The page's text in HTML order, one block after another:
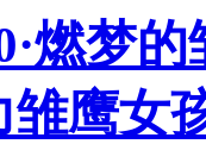
燃梦
雏鹰女